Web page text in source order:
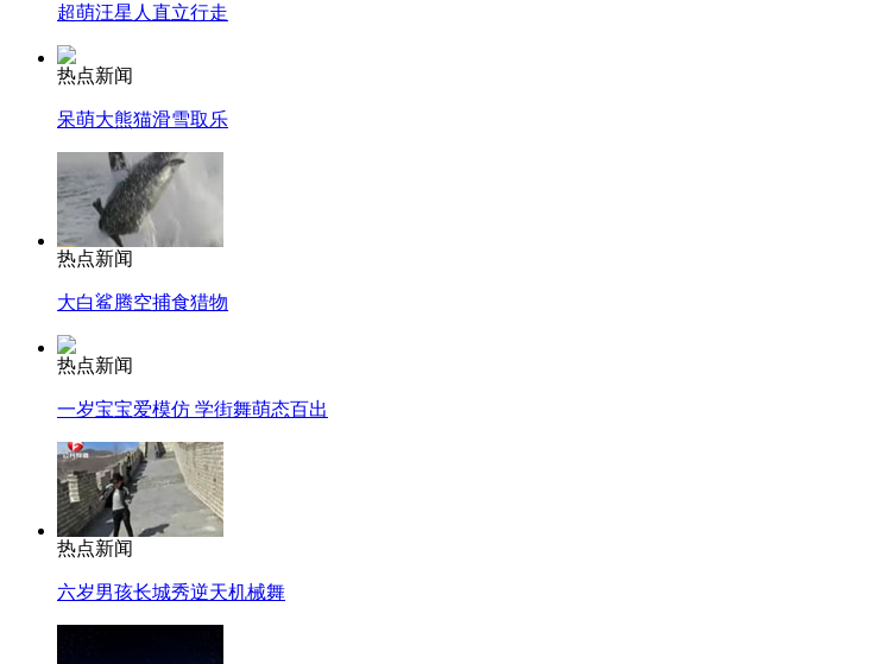
纽约上演“枕头大战”
司机酒驾遇交警 急速倒车逃窜
超萌汪星人直立行走
热点新闻
呆萌大熊猫滑雪取乐
热点新闻
大白鲨腾空捕食猎物
热点新闻
一岁宝宝爱模仿 学街舞萌态百出
热点新闻
六岁男孩长城秀逆天机械舞